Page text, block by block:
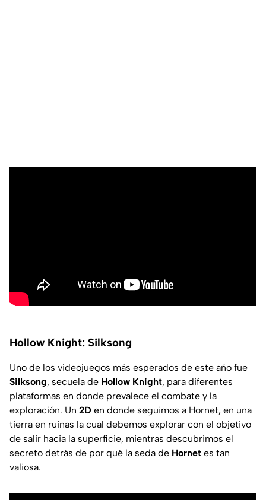
Hollow Knight: Silksong
Uno de los videojuegos más esperados de este año fue
Silksong, secuela de Hollow Knight, para diferentes
plataformas en donde prevalece el combate y la
exploración. Un 2D en donde seguimos a Hornet, en una
tierra en ruinas la cual debemos explorar con el objetivo
de salir hacia la superficie, mientras descubrimos el
secreto detrás de por qué la seda de Hornet es tan
valiosa.